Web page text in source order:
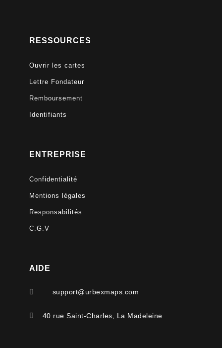
RESSOURCES
Ouvrir les cartes
Lettre Fondateur
Remboursement
Identifiants
ENTREPRISE
Confidentialité
Mentions légales
Responsabilités
C.G.V
AIDE
 support@urbexmaps.com
 40 rue Saint-Charles, La Madeleine